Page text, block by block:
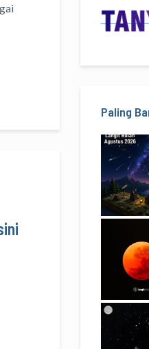
Paling